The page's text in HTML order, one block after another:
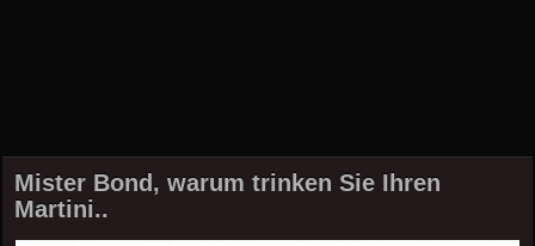
Mister Bond, warum trinken Sie Ihren
Martini..